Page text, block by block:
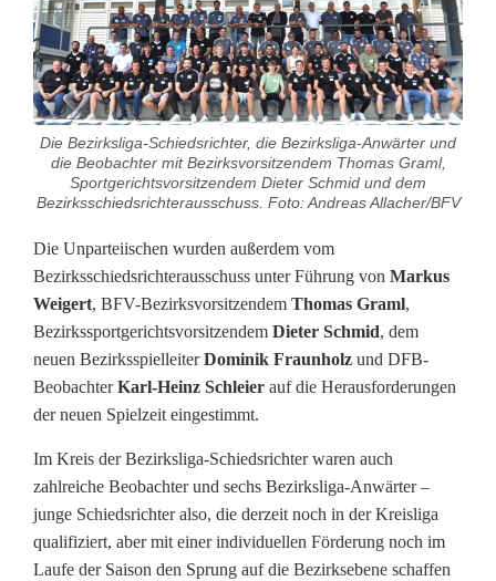
O
b
e
r
ä
l
z
e
B
e
z
Die Bezirksliga-Schiedsrichter, die Bezirksliga-Anwärter und
die Beobachter mit Bezirksvorsitzendem Thomas Graml,
Sportgerichtsvorsitzendem Dieter Schmid und dem
Bezirksschiedsrichterausschuss. Foto: Andreas Allacher/BFV
Die Unparteiischen wurden außerdem vom
Bezirksschiedsrichterausschuss unter Führung von Markus
Weigert, BFV-Bezirksvorsitzendem Thomas Graml,
Bezirkssportgerichtsvorsitzendem Dieter Schmid, dem
neuen BezirksspielleiterDominik Fraunholz und DFB-
BeobachterKarl-Heinz Schleier auf die Herausforderungen
der neuen Spielzeit eingestimmt.
Im Kreis der Bezirksliga-Schiedsrichter waren auch
zahlreiche Beobachter und sechs Bezirksliga-Anwärter –
junge Schiedsrichter also, die derzeit noch in der Kreisliga
qualifiziert, aber mit einer individuellen Förderung noch im
Laufe der Saison den Sprung auf die Bezirksebene schaffen